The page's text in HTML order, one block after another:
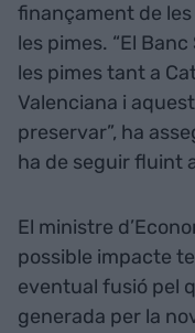
finançament de
les pimes. “El
les pimes tant a
Valenciana i
preservar”, ha
ha de seguir fluint
El ministre
possible impacte
eventual fusió pel
generada per la